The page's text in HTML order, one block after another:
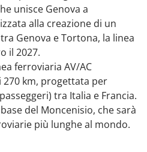
unisce Genova a
alla creazione di un
Genova e Tortona, la linea
il 2027.
ferroviaria AV/AC
km, progettata per
tra Italia e Francia.
del Moncenisio, che sarà
più lunghe al mondo.